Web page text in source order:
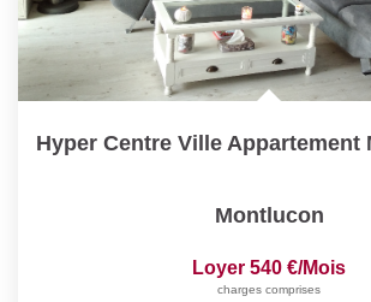
Montlucon
Loyer 540 €/mois
charges comprises